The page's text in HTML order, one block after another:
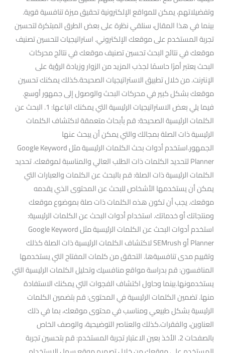
وتفضيلاتهم، يمكن للمواقع الإلكترونية تحقيق ميزة تنافسية قوية.
بينما في هذا المقال، سنلقي نظرة على بعض الطرق المبتكرة لتحسين
تجربة المستخدم على موقعك الإلكتروني. استراتيجيات لتحسين تصنيف
موقعك في نتائج البحث تحسين تصنيف موقعك في نتائج محركات
البحث يعتبر أمرًا حاسمًا لجذب المزيد من الزوار وزيادة الرؤية على
الإنترنت. من خلال تطبيق الاستراتيجيات الصحيحة.كذلك يمكنك تحسين
موقعك بشكل كبير في محركات البحث والوصول إلى جمهور أوسع.
فيما يلي بعض الاستراتيجيات الرئيسية التي يمكنك اتباعها: 1. البحث عن
الكلمات الرئيسية الصحيحة: قم بأبحاث متعمقة لاكتشاف الكلمات
الرئيسية ذات الصلة بمجالك والتي يمكن أن يبحث عنها
الجمهور.استخدم أدوات بحث الكلمات الرئيسية مثل Google Keyword
Planner لتحديد الكلمات ذات الطلب العالي والمناسبة لموقعك. تحديد
الكلمات الرئيسية ذات الصلة: قم بالبحث عن الكلمات والعبارات التي
يمكن أن يستخدمها الأشخاص للبحث عن المحتوى الذي يقدمه
موقعك. يجب أن تكون هذه الكلمات ذات صلة بموضوع موقعك
ومنتجاتك أو خدماتك. استخدام أدوات البحث عن الكلمات الرئيسية:
استخدم أدوات البحث عن الكلمات الرئيسية مثل Google Keyword
Planner أو SEMrush لاكتشاف الكلمات الرئيسية ذات الصلة كذلك
وتقييم مدى تنافسيةها. التحقق من كلمات المفتاح التي يستخدمها
المنافسون: قم بدراسة مواقع منافسيك وتحليل الكلمات الرئيسية التي
يستخدمونها.بينما وحاول اكتشاف الفجوات التي يمكنك الاستفادة
منها. تضمين الكلمات الرئيسية في المحتوى: قم بتضمين الكلمات
الرئيسية بشكل طبيعي ومناسب في محتوى موقعك، بما في ذلك
العناوين، والفقرات.كذلك والعناصر التوضيحية، والوصف الخاص
بالصفحات 2. الأخذ بعين الاعتبار تجربة المستخدم: قم بتحسين تجربة